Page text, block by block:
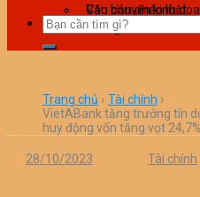
Văn bản pháp luật
Câu chuyện kinh
Làm giàu
Trang chủ › Tài chính ›
VietABank tăng trưởng tín
huy động vốn tăng vọt 24,7%
28/10/2023 Tài chính